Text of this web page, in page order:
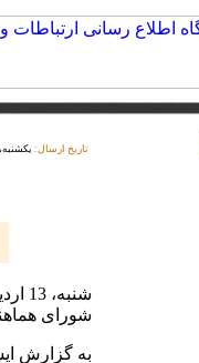
تاریخ ارسال: یکشنبه، 14 اردیبهشتماه 1393
شورای